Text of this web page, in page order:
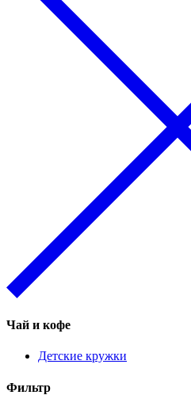
Чай и кофе
Детские кружки
Фильтр